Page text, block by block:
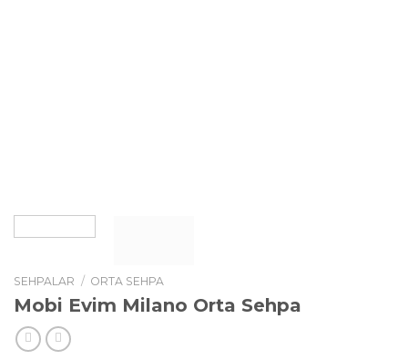
SEHPALAR / ORTA SEHPA
Mobi Evim Milano Orta Sehpa